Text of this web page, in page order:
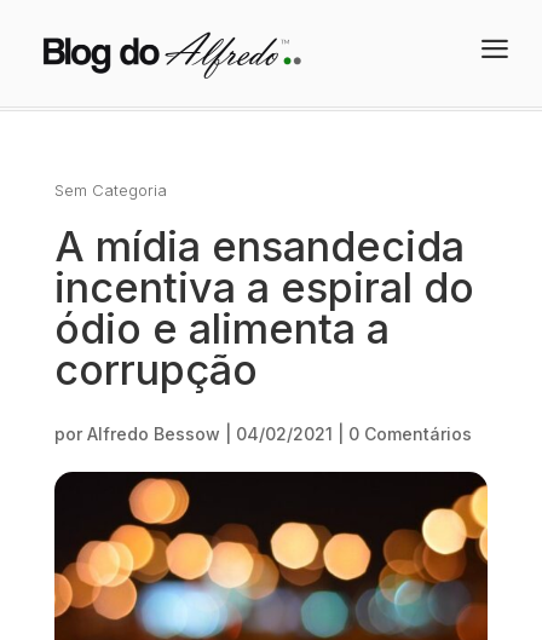
a
Sem Categoria
A mídia ensandecida
incentiva a espiral do
ódio e alimenta a
corrupção
por Alfredo Bessow 04/02/2021 0 Comentários